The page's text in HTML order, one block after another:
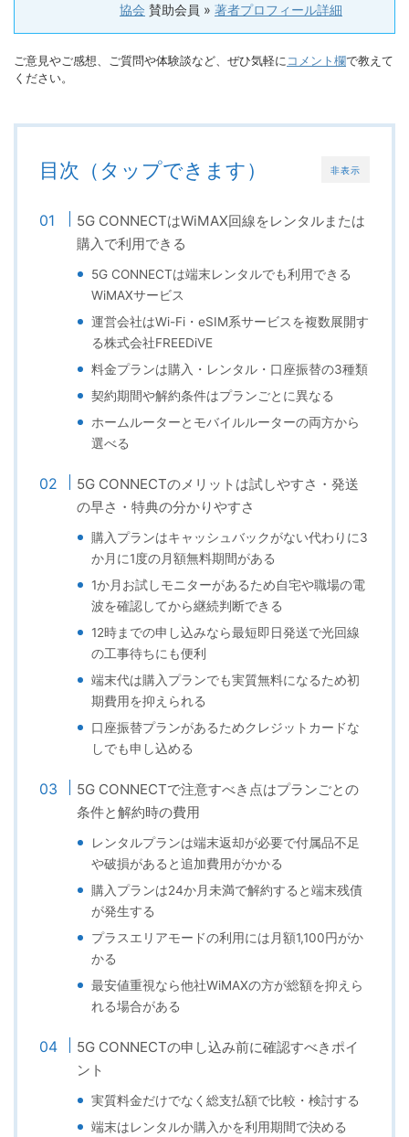
協会 賛助会員 » 著者プロフィール詳細
ご意見やご感想、ご質問や体験談など、ぜひ気軽に コメント欄で教えて
ください。
非表示
目次（タップできます）
5G CONNECTはWiMAX回線をレンタルまたは
購入で利用できる
5G CONNECTは端末レンタルでも利用できる
WiMAXサービス
運営会社はWi-Fi・eSIM系サービスを複数展開す
る株式会社FREEDiVE
料金プランは購入・レンタル・口座振替の3種類
契約期間や解約条件はプランごとに異なる
ホームルーターとモバイルルーターの両方から
選べる
5G CONNECTのメリットは試しやすさ・発送
の早さ・特典の分かりやすさ
購入プランはキャッシュバックがない代わりに3
か月に1度の月額無料期間がある
1か月お試しモニターがあるため自宅や職場の電
波を確認してから継続判断できる
12時までの申し込みなら最短即日発送で光回線
の工事待ちにも便利
端末代は購入プランでも実質無料になるため初
期費用を抑えられる
口座振替プランがあるためクレジットカードな
しでも申し込める
5G CONNECTで注意すべき点はプランごとの
条件と解約時の費用
レンタルプランは端末返却が必要で付属品不足
や破損があると追加費用がかかる
購入プランは24か月未満で解約すると端末残債
が発生する
プラスエリアモードの利用には月額1,100円がか
かる
最安値重視なら他社WiMAXの方が総額を抑えら
れる場合がある
5G CONNECTの申し込み前に確認すべきポイ
ント
実質料金だけでなく総支払額で比較・検討する
端末はレンタルか購入かを利用期間で決める